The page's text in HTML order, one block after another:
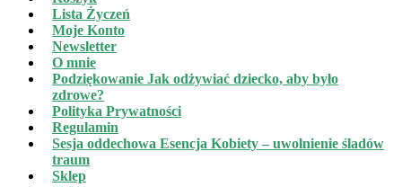
Lista Życzeń
Moje Konto
Newsletter
O mnie
Podziękowanie Jak odżywiać dziecko, aby było
zdrowe?
Polityka Prywatności
Regulamin
Sesja oddechowa Esencja Kobiety – uwolnienie śladów
traum
Sklep